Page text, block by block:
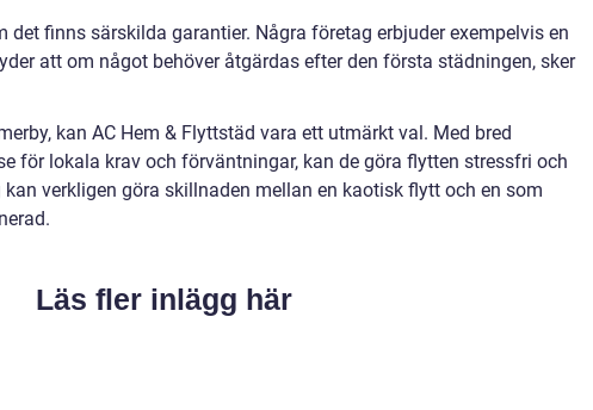
det finns särskilda garantier. Några företag erbjuder exempelvis en
att om något behöver åtgärdas efter den första städningen, sker
kan AC Hem & Flyttstäd vara ett utmärkt val. Med bred
för lokala krav och förväntningar, kan de göra flytten stressfri och
verkligen göra skillnaden mellan en kaotisk flytt och en som
Läs fler inlägg här